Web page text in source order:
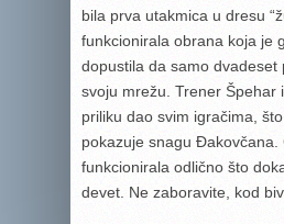
bila prva utakmica u dresu
funkcionirala obrana koja je
dopustila da samo dvadeset
svoju mrežu. Trener Špehar
priliku dao svim igračima,
pokazuje snagu Đakovčana.
funkcionirala odlično što
devet. Ne zaboravite, kod